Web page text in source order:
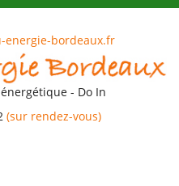
energie-bordeaux.fr
- Do In
(sur rendez-vous)